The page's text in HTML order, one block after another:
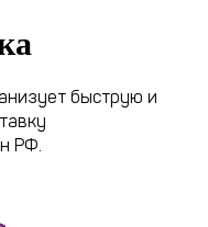
быструю и
РФ.